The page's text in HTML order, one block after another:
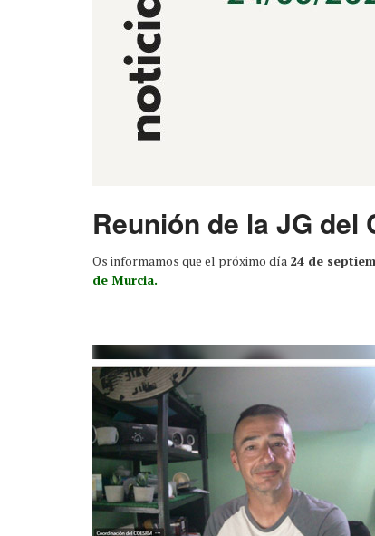
Reunión de la JG del
Os informamos que el próximo día 24 de
de Murcia.